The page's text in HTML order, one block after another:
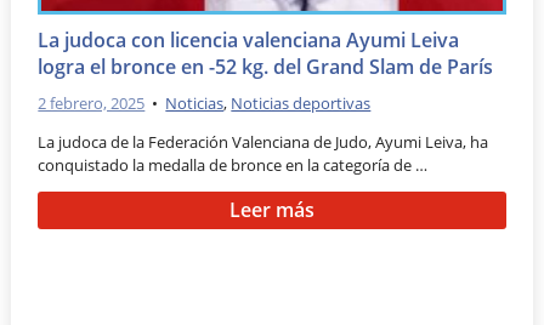
La judoca con licencia valenciana Ayumi Leiva
logra el bronce en -52 kg. del Grand Slam de París
2 febrero, 2025 • Noticias, Noticias deportivas
La judoca de la Federación Valenciana de Judo, Ayumi Leiva, ha
conquistado la medalla de bronce en la categoría de …
Leer más